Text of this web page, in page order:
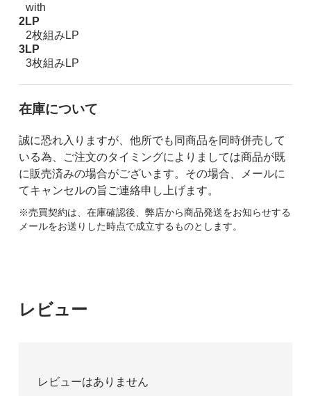
with
2LP
2枚組みLP
3LP
3枚組みLP
在庫について
誠に恐れ入りますが、他所でも同商品を同時併売して
いる為、ご注文のタイミングによりましては商品が既
に販売済みの場合がございます。その場合、メールに
てキャンセルの旨ご連絡申し上げます。
※売買契約は、在庫確認後、弊店から商品発送をお知らせする
メールをお送りした時点で成立するものとします。
レビュー
レビューはありません